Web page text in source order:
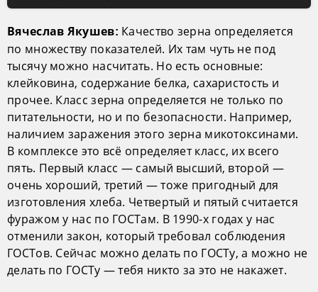
Вячеслав Якушев: Качество зерна определяется
по множеству показателей. Их там чуть не под
тысячу можно насчитать. Но есть основные:
клейковина, содержание белка, сахаристость и
прочее. Класс зерна определяется не только по
питательности, но и по безопасности. Например,
наличием заражения этого зерна микотоксинами.
В комплексе это всё определяет класс, их всего
пять. Первый класс — самый высший, второй —
очень хороший, третий — тоже пригодный для
изготовления хлеба. Четвертый и пятый считается
фуражом у нас по ГОСТам. В 1990-х годах у нас
отменили закон, который требовал соблюдения
ГОСТов. Сейчас можно делать по ГОСТу, а можно не
делать по ГОСТу — тебя никто за это не накажет.